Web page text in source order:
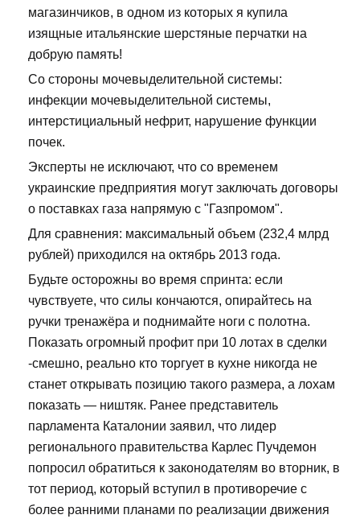
магазинчиков, в одном из которых я купила
изящные итальянские шерстяные перчатки на
добрую память!
Со стороны мочевыделительной системы:
инфекции мочевыделительной системы,
интерстициальный нефрит, нарушение функции
почек.
Эксперты не исключают, что со временем
украинские предприятия могут заключать договоры
о поставках газа напрямую с "Газпромом".
Для сравнения: максимальный объем (232,4 млрд
рублей) приходился на октябрь 2013 года.
Будьте осторожны во время спринта: если
чувствуете, что силы кончаются, опирайтесь на
ручки тренажёра и поднимайте ноги с полотна.
Показать огромный профит при 10 лотах в сделки
-смешно, реально кто торгует в кухне никогда не
станет открывать позицию такого размера, а лохам
показать — ништяк. Ранее представитель
парламента Каталонии заявил, что лидер
регионального правительства Карлес Пучдемон
попросил обратиться к законодателям во вторник, в
тот период, который вступил в противоречие с
более ранними планами по реализации движения